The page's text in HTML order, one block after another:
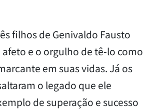
filhos de Genivaldo Fausto
e o orgulho de tê-lo como
em suas vidas. Já os
o legado que ele
de superação e sucesso